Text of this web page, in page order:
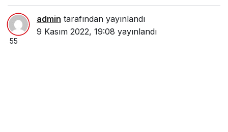
admin tarafından yayınlandı
9 Kasım 2022, 19:08 yayınlandı
55